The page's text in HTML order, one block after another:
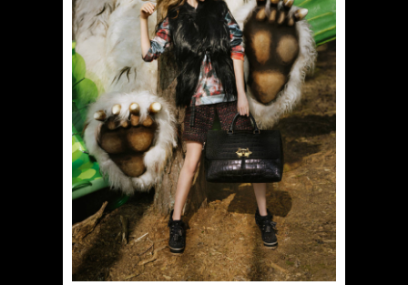
Anti chute cheveux homme : quelles solutions pour renforcer sa chevelure ?
Le retour du cachemire version casual
MULBERRY – campagne automne hiver 2012
En Mode Fashion
6 juillet 2012
Fashion News